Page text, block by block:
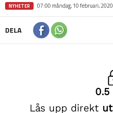
NYHETER 07:00 måndag, 10 februari, 2020
DELA